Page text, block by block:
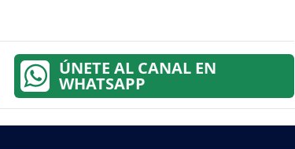
ÚNETE AL CANAL EN
WHATSAPP